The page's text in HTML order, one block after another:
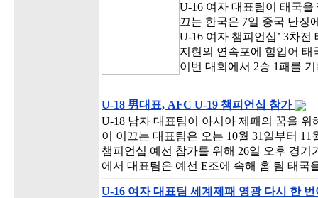
U-16 여자 대표팀이 태국
끄는 한국은 7일 중국 난징
U-16 여자 챔피언십’ 3차
지현의 연속포에 힘입어 태
이번 대회에서 2승 1패를
U-18 男대표, AFC U-19 챔피언십 참가
U-18 남자 대표팀이 아시아 제패의 꿈을
이 이끄는 대표팀은 오는 10월 31일부터
챔피언십 예선 참가를 위해 26일 오후 경
에서 대표팀은 예선 E조에 속해 홈 팀 태국
U-16 여자 대표팀 세계제패 영광 다시 한